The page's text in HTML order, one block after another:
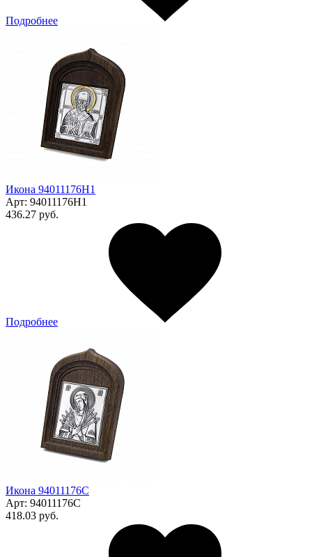
Подробнее
Икона 94011176Н1
Арт: 94011176Н1
436.27 руб.
Подробнее
Икона 94011176С
Арт: 94011176С
418.03 руб.